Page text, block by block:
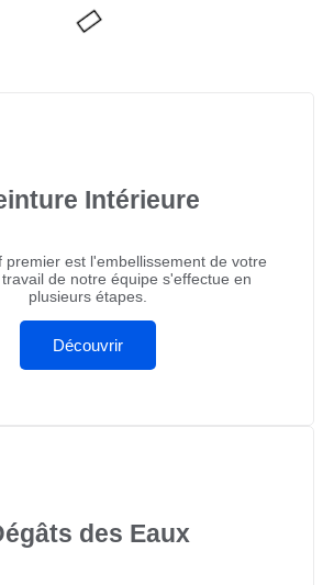
Intérieure
premier est l'embellissement de votre
de notre équipe s'effectue en
plusieurs étapes.
Découvrir
des Eaux